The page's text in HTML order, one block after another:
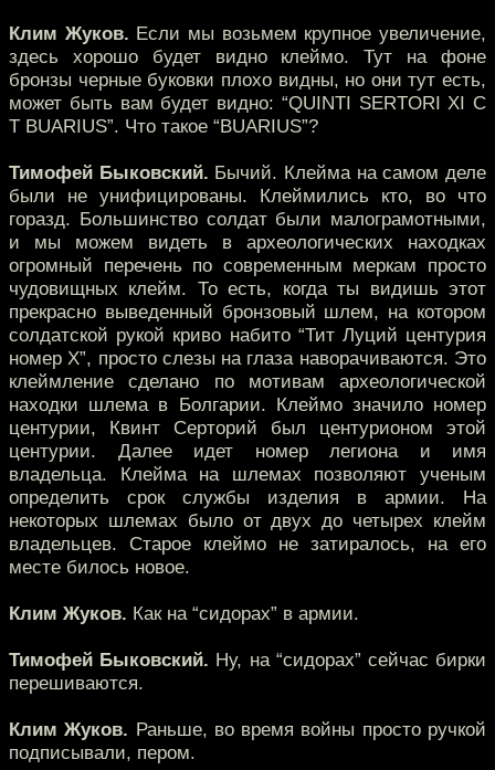
Клим Жуков. Если мы возьмем крупное увеличение,
здесь хорошо будет видно клеймо. Тут на фоне
бронзы черные буковки плохо видны, но они тут есть,
может быть вам будет видно: “QUINTI SERTORI XI C
T BUARIUS”. Что такое “BUARIUS”?
Тимофей Быковский. Бычий. Клейма на самом деле
были не унифицированы. Клеймились кто, во что
горазд. Большинство солдат были малограмотными,
и мы можем видеть в археологических находках
огромный перечень по современным меркам просто
чудовищных клейм. То есть, когда ты видишь этот
прекрасно выведенный бронзовый шлем, на котором
солдатской рукой криво набито “Тит Луций центурия
номер X”, просто слезы на глаза наворачиваются. Это
клеймление сделано по мотивам археологической
находки шлема в Болгарии. Клеймо значило номер
центурии, Квинт Серторий был центурионом этой
центурии. Далее идет номер легиона и имя
владельца. Клейма на шлемах позволяют ученым
определить срок службы изделия в армии. На
некоторых шлемах было от двух до четырех клейм
владельцев. Старое клеймо не затиралось, на его
месте билось новое.
Клим Жуков. Как на “сидорах” в армии.
Тимофей Быковский. Ну, на “сидорах” сейчас бирки
перешиваются.
Клим Жуков. Раньше, во время войны просто ручкой
подписывали, пером.